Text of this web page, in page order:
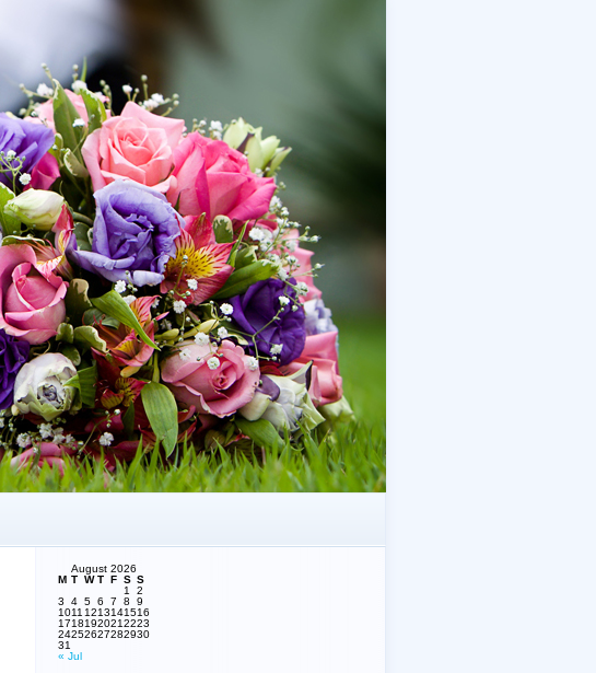
August 2026
M T W T F S S
1
2
3
4 5 6 7 8
9
1011 1213141516
17181920212223
24252627282930
31
« Jul